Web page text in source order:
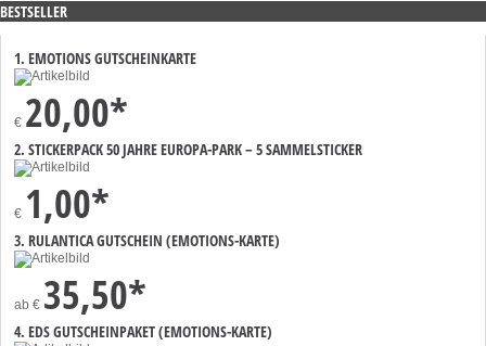
BESTSELLER
1. EMOTIONS GUTSCHEINKARTE
€ 20,00*
2. STICKERPACK 50 JAHRE EUROPA-PARK – 5 SAMMELSTICKER
€ 1,00*
3. RULANTICA GUTSCHEIN (EMOTIONS-KARTE)
ab € 35,50*
4. EDS GUTSCHEINPAKET (EMOTIONS-KARTE)